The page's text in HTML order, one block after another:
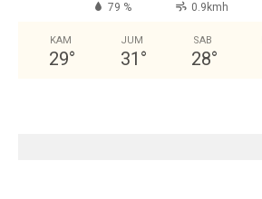
79 % 0.9kmh
KAM
29°
JUM
31 °
SAB
28°